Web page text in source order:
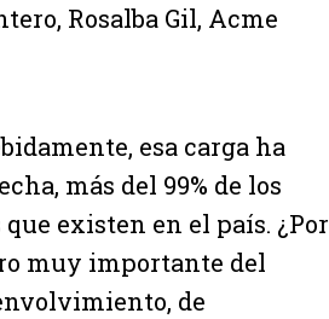
Rosalba Gil, Acme
esa carga ha
más del 99% de los
existen en el país. ¿Por
muy importante del
de